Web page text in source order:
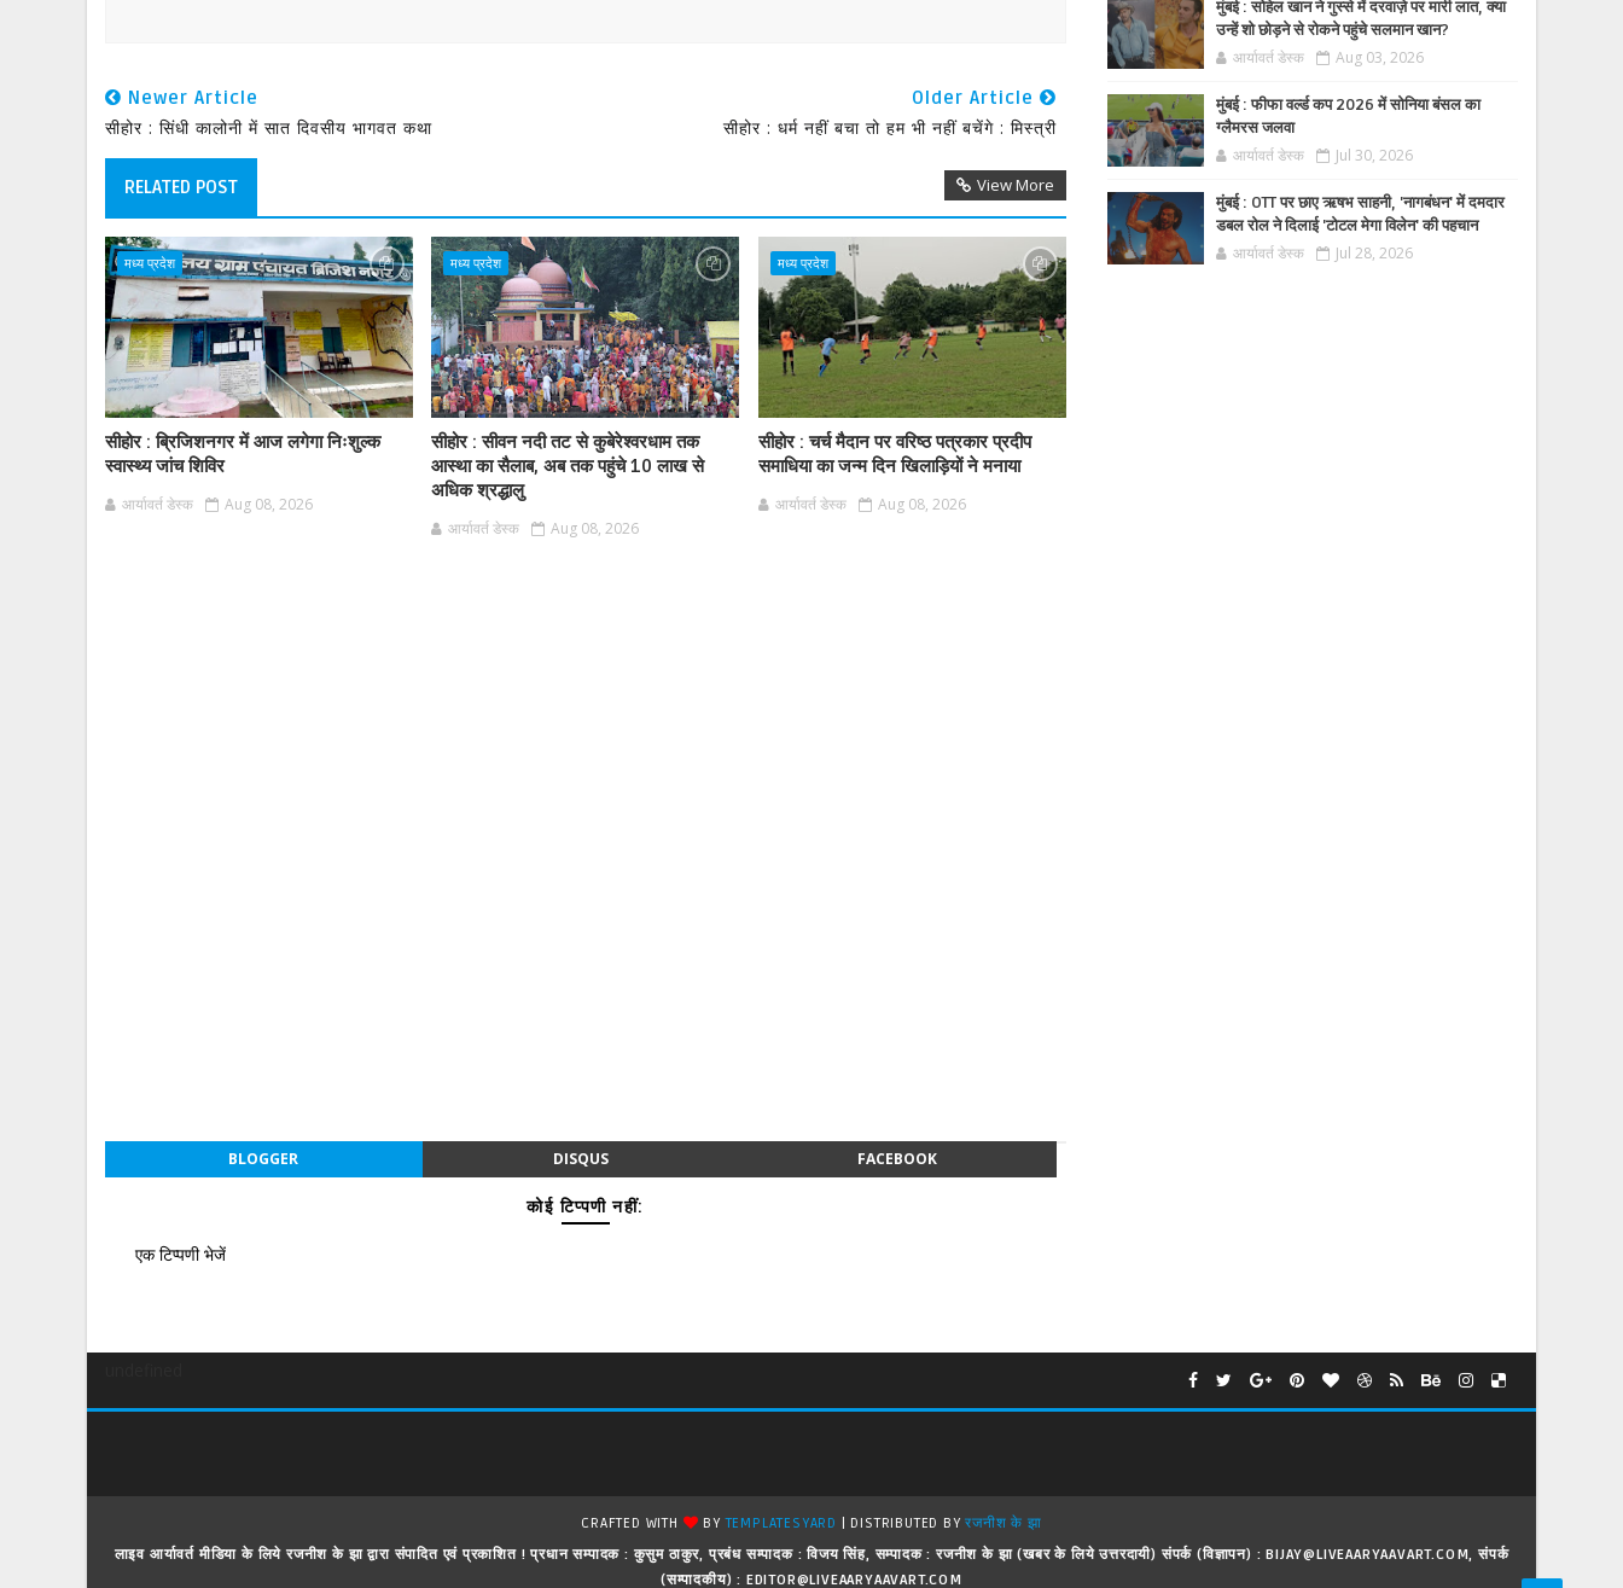
Newer Article
सीहोर : सिंधी कालोनी में सात दिवसीय भागवत कथा
Older Article
सीहोर : धर्म नहीं बचा तो हम भी नहीं बचेंगे : मिस्त्री
RELATED POST View More
मध्य प्रदेश
सीहोर : ब्रिजिशनगर में आज लगेगा निःशुल्क
स्वास्थ्य जांच शिविर
आर्यावर्त डेस्क Aug 08, 2026
मध्य प्रदेश
सीहोर : सीवन नदी तट से कुबेरेश्वरधाम तक
आस्था का सैलाब, अब तक पहुंचे 10 लाख से
अधिक श्रद्धालु
आर्यावर्त डेस्क Aug 08, 2026
मध्य प्रदेश
सीहोर : चर्च मैदान पर वरिष्ठ पत्रकार प्रदीप
समाधिया का जन्म दिन खिलाड़ियों ने मनाया
आर्यावर्त डेस्क Aug 08, 2026
BLOGGER DISQUS FACEBOOK
कोई टिप्पणी नहीं:
एक टिप्पणी भेजें
मुंबई : सोहेल खान ने गुस्से में दरवाज़े पर मारी लात, क्या
उन्हें शो छोड़ने से रोकने पहुंचे सलमान खान?
आर्यावर्त डेस्क Aug 03, 2026
मुंबई : फीफा वर्ल्ड कप 2026 में सोनिया बंसल का
ग्लैमरस जलवा
आर्यावर्त डेस्क Jul 30, 2026
मुंबई : OTT पर छाए ऋषभ साहनी, 'नागबंधन' में दमदार
डबल रोल ने दिलाई 'टोटल मेगा विलेन' की पहचान
आर्यावर्त डेस्क Jul 28, 2026
CRAFTED WITH BYTEMPLATESYARD | DISTRIBUTED BYरजनीश के झा
लाइव आर्यावर्त मीडिया के लिये रजनीश के झा द्वारा संपादित एवं प्रकाशित ! प्रधान सम्पादक : कुसुम ठाकुर, प्रबंध सम्पादक : विजय सिंह, सम्पादक : रजनीश के झा (खबर के लिये उत्तरदायी) संपर्क (विज्ञापन) : BIJAY@LIVEAARYAAVART.COM, संपर्क
(सम्पादकीय) : EDITOR@LIVEAARYAAVART.COM